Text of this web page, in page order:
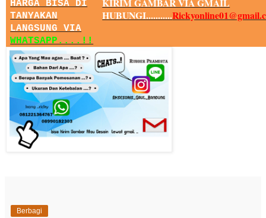
HARGA BISA DI
TANYAKAN
LANGSUNG VIA
WHATSAPP....!!
HUBUNGI...........
Berbagi